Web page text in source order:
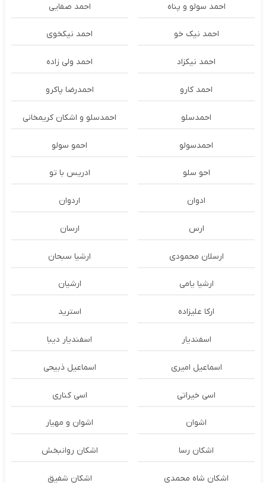
احمد سولو و پناه احمد صفایی
احمد نیک خو احمد نیکخوی
احمد نیکزاد احمد ولی زاده
احمد کارو احمدرضا پاکرو
احمدسلو احمدسلو و اشکان کریمخانی
احمدسولو احمو سولو
احو سلو ادریس با تو
ادوان اردوان
ارس ارسان
ارسلان محمودی ارشیا سبحان
ارشیا یامی ارشیان
ارکا علیزاده استرید
اسفندیار اسفندیار دیبا
اسماعیل امیری اسماعیل ذبیحی
اسی خیراتی اسی کناری
اشوان اشوان و مهیار
اشکان رسا اشکان روانبخش
اشکان شاه محمدی اشکان شفیق